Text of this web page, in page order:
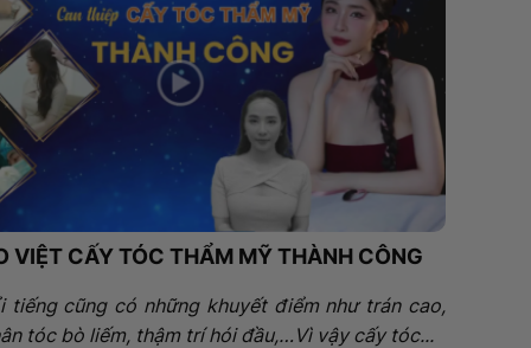
VIỆT CẤY TÓC THẨM MỸ THÀNH CÔNG
tiếng cũng có những khuyết điểm như trán cao,
tóc bò liếm, thậm trí hói đầu,…Vì vậy cấy tóc...